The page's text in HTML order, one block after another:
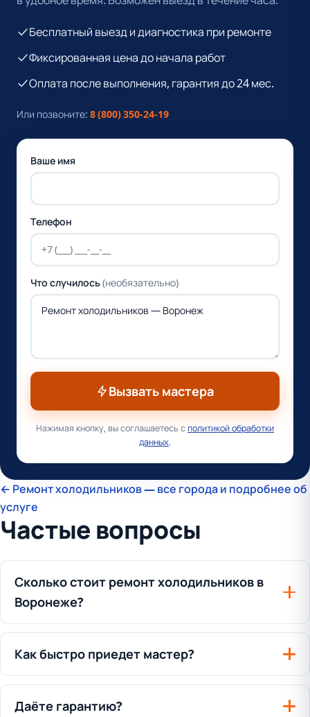
Бесплатный выезд и диагностика при ремонте
Фиксированная цена до начала работ
Оплата после выполнения, гарантия до 24 мес.
Или позвоните: 8 (800) 350-24-19
Ваше имя
Телефон
Что случилось(необязательно)
Вызвать мастера
Нажимая кнопку, вы соглашаетесь сполитикой обработки
данных.
← Ремонт холодильников — все города и подробнее об
услуге
Частые вопросы
Сколько стоит ремонт холодильников в
Воронеже?
Как быстро приедет мастер?
Даёте гарантию?